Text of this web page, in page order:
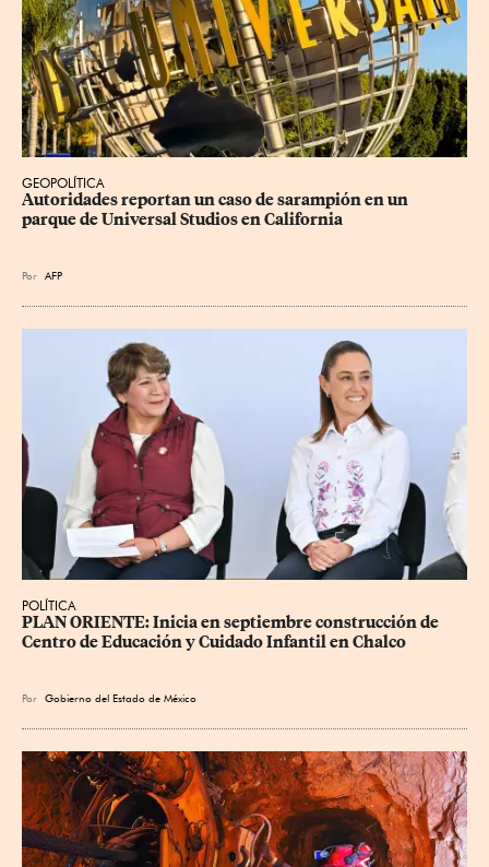
GEOPOLÍTICA
Autoridades reportan un caso de sarampión en un
parque de Universal Studios en California
Por AFP
POLÍTICA
PLAN ORIENTE: Inicia en septiembre construcción de
Centro de Educación y Cuidado Infantil en Chalco
Por Gobierno del Estado de México